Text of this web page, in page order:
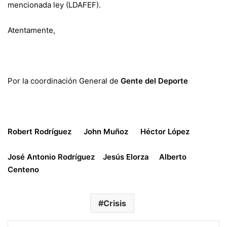
mencionada ley (LDAFEF).
Atentamente,
Por la coordinación General de Gente del Deporte
Robert Rodríguez John Muñoz Héctor López
José Antonio Rodríguez Jesús Elorza Alberto
Centeno
Crisis